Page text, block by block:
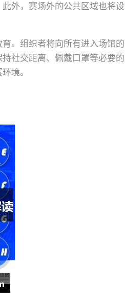
外，赛场外的公共区域也将设
。组织者将向所有进入场馆的
社交距离、佩戴口罩等必要的
境。